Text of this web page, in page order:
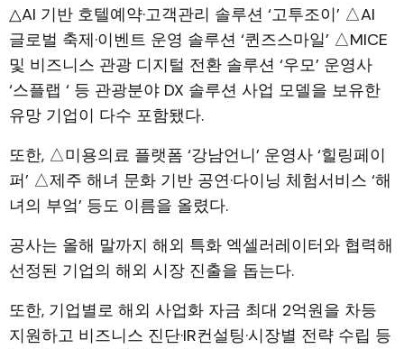
△AI 기반 호텔예약·고객관리 솔루션 ‘고투조이’ △AI
글로벌 축제·이벤트 운영 솔루션 ‘퀸즈스마일’ △MICE
및 비즈니스 관광 디지털 전환 솔루션 ‘우모’ 운영사
‘스플랩 ‘ 등 관광분야 DX 솔루션 사업 모델을 보유한
유망 기업이 다수 포함됐다.
또한, △미용의료 플랫폼 ‘강남언니’ 운영사 ‘힐링페이
퍼’ △제주 해녀 문화 기반 공연·다이닝 체험서비스 ‘해
녀의 부엌’ 등도 이름을 올렸다.
공사는 올해 말까지 해외 특화 엑셀러레이터와 협력해
선정된 기업의 해외 시장 진출을 돕는다.
또한, 기업별로 해외 사업화 자금 최대 2억원을 차등
지원하고 비즈니스 진단·IR컨설팅·시장별 전략 수립 등